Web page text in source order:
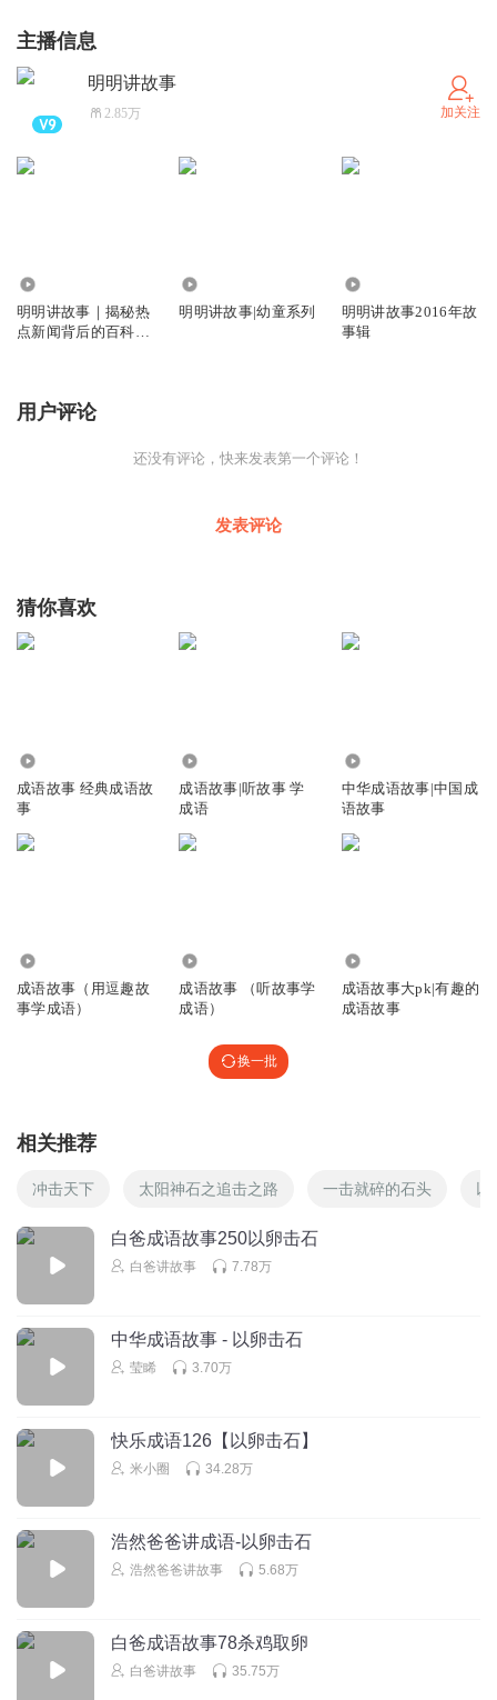
主播信息
明明讲故事
2.85万 加关注
明明讲故事｜揭秘热
点新闻背后的百科知
明明讲故事|幼童系列
明明讲故事2016年故
事辑
用户评论
还没有评论，快来发表第一个评论！
发表评论
猜你喜欢
成语故事 经典成语故
事
成语故事|听故事 学
成语
中华成语故事|中国成
语故事
成语故事（用逗趣故
事学成语）
成语故事 （听故事学
成语）
成语故事大pk|有趣的
成语故事
换一批
相关推荐
冲击天下 太阳神石之追击之路 一击就碎的石头 以
白爸成语故事250以卵击石
白爸讲故事 7.78万
中华成语故事 - 以卵击石
莹睎 3.70万
快乐成语126【以卵击石】
米小圈 34.28万
浩然爸爸讲成语-以卵击石
浩然爸爸讲故事 5.68万
白爸成语故事78杀鸡取卵
白爸讲故事 35.75万